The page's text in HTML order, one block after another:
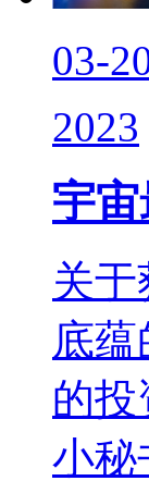
03-
2023
宇
关
底
的
小秘